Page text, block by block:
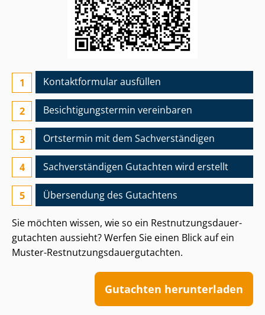
Kontaktformular ausfüllen
Besichtigungs­termin vereinbaren
Ortstermin mit dem Sach­ver­stän­di­gen
Sach­ver­stän­di­gen Gutachten wird erstellt
Übersendung des Gutachtens
Sie möchten wissen, wie so ein Rest­nut­zungs­dau­er­
gut­ach­ten aussieht? Werfen Sie einen Blick auf ein
Muster-Rest­nut­zungs­dau­er­gut­ach­ten.
Gutachten herunterladen